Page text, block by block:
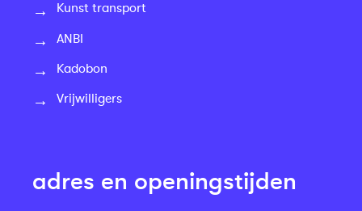
Kunst transport
ANBI
Kadobon
Vrijwilligers
adres en openingstijden